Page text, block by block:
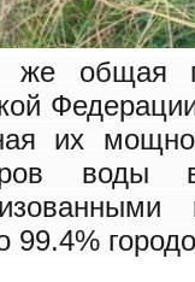
же общая
их
воды
99.4%